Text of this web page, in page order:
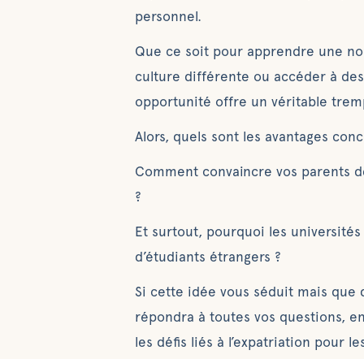
personnel.
Que ce soit pour apprendre une
culture différente ou accéder à
opportunité offre un véritable
Alors, quels sont les avantages
Comment convaincre vos parents
?
Et surtout, pourquoi les
d’étudiants étrangers ?
Si cette idée vous séduit mais
répondra à toutes vos questions,
les défis liés à l’expatriation pour